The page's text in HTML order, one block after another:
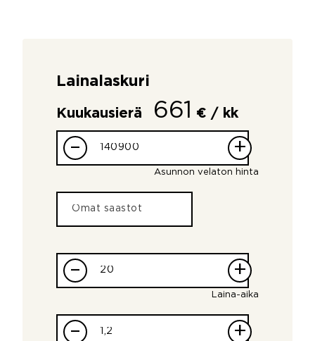
Lainalaskuri
Kuukausierä 661 € / kk
– +
Asunnon velaton hinta
– +
Laina-aika
– +